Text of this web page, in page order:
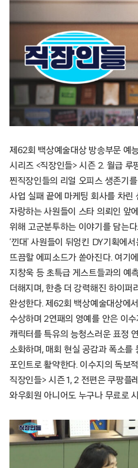
제62회 백상예술대상 방송부문 예
시리즈 <직장인들> 시즌 2. 월급 루
찐직장인들의 리얼 오피스 생존기
사업 실패 끝에 마케팅 회사를 차린
자랑하는 사원들이 스타 의뢰인 앞
위해 고군분투하는 이야기를 담는
‘낀대’ 사원들이 뒤엉킨 DY기획에
뜨끔할 에피소드가 쏟아진다. 여기
지창욱 등 초특급 게스트들과의 예
더해지며, 한층 더 강력해진 하이퍼
완성한다. 제62회 백상예술대상에
수상하며 2연패의 영예를 안은 이
캐릭터를 특유의 능청스러운 표정
소화하며, 매회 현실 공감과 폭소를
포인트로 활약한다. 이수지의 독보
직장인들> 시즌 1, 2 전편은 쿠팡플
와우회원 아니어도 누구나 무료로